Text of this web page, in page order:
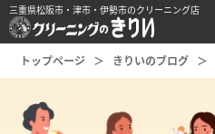
三重県松阪市・津市・伊勢市のクリーニング店
トップページ きりいのブログ